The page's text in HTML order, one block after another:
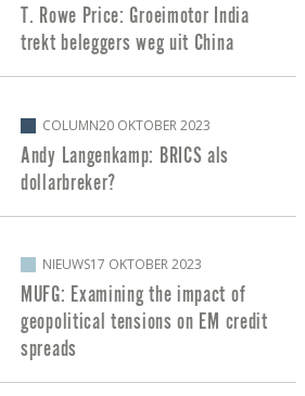
T. Rowe Price: Groeimotor India
trekt beleggers weg uit China
COLUMN20 OKTOBER 2023
Andy Langenkamp: BRICS als
dollarbreker?
NIEUWS17 OKTOBER 2023
MUFG: Examining the impact of
geopolitical tensions on EM credit
spreads